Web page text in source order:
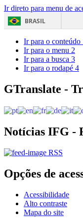
Ir direto para menu de
BRASIL
Ir para o conteúdo
Ir para o menu 2
Ir para a busca 3
Ir para o rodapé 4
GTranslate -
Notícias IFG -
RSS
Opções de
Acessibilidade
Alto contraste
Mapa do site